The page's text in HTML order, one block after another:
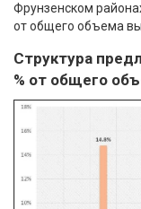
Фрунзенском
от общего объема
Структура
% от общего